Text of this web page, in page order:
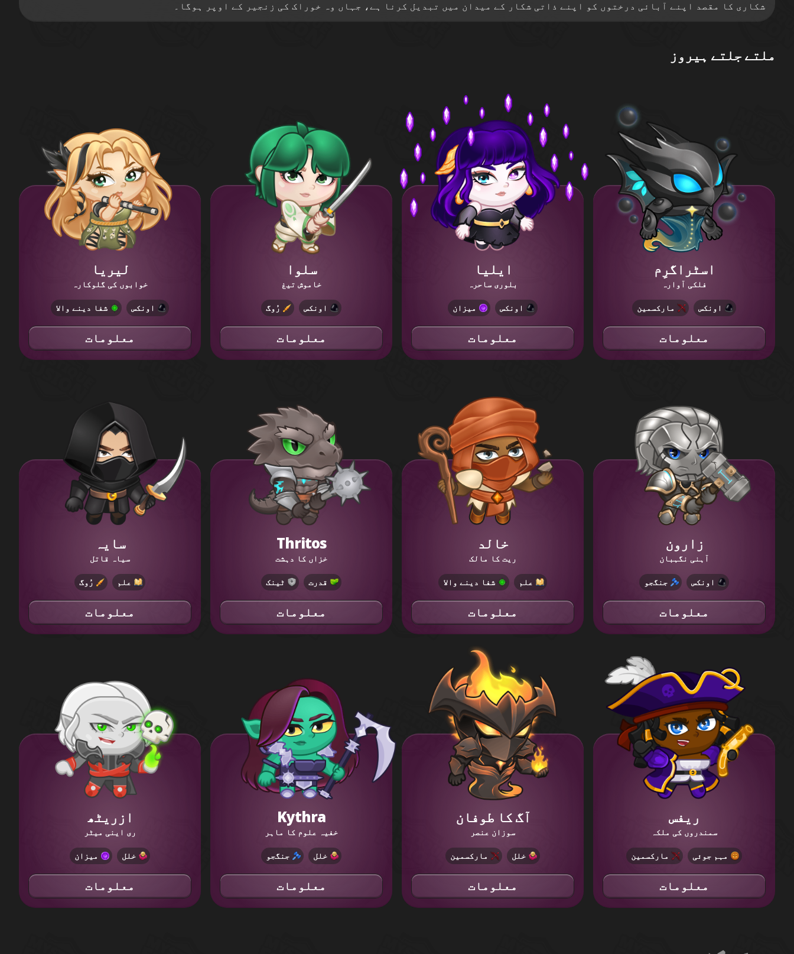
شکاری کا مقصد اپنے آبائی درختوں کو اپنے ذاتی شکار کے میدان میں تبدیل کرنا ہے، جہاں وہ خوراک کی زنجیر کے اوپر ہوگا۔
ملتے جلتے ہیروز
اسٹراگرِم
فلکی آوارہ
اونکس مارکسمین
معلومات
ایلیا
بلوری ساحرہ
اونکس میزان
معلومات
سلوا
خاموش تیغ
اونکس رُوگ
معلومات
لیریا
خوابوں کی گلوکارہ
اونکس شفا دینے والا
معلومات
زارون
آہنی نگہبان
اونکس جنگجو
معلومات
خالد
ریت کا مالک
علم شفا دینے والا
معلومات
Thritos
خزاں کا دہشت
قدرت ٹینک
معلومات
سایہ
سیاہ قاتل
علم رُوگ
معلومات
ریفس
سمندروں کی ملکہ
مہم جوئی مارکسمین
معلومات
آگ کا طوفان
سوزان عنصر
خلل مارکسمین
معلومات
Kythra
خفیہ علوم کا ماہر
خلل جنگجو
معلومات
ازریٹھ
ری اینی میٹر
خلل میزان
معلومات